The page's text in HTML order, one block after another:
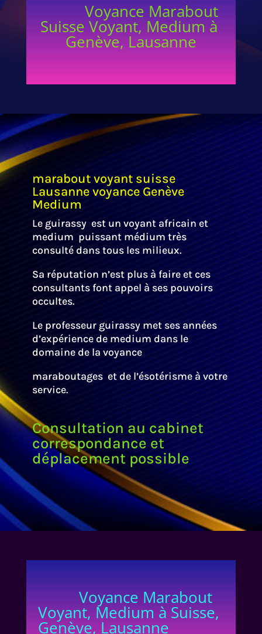
Voyance Marabout
Suisse Voyant, Medium à
Genève, Lausanne
marabout voyant suisse
Lausanne voyance Genève
Medium
Le guirassy est un voyant africain et
medium puissant médium très
consulté dans tous les milieux.
Sa réputation n’est plus à faire et ces
consultants font appel à ses pouvoirs
occultes.
Le professeur guirassy met ses années
d’expérience de medium dans le
domaine de la voyance
maraboutages et de l’ésotérisme à votre
service.
Consultation au cabinet
correspondance et
déplacement possible
Voyance Marabout
Voyant, Medium à Suisse,
Genève, Lausanne